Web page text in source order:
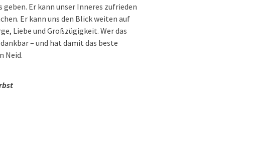
geben. Er kann unser Inneres zufrieden
Er kann uns den Blick weiten auf
Liebe und Großzügigkeit. Wer das
– und hat damit das beste
Neid.